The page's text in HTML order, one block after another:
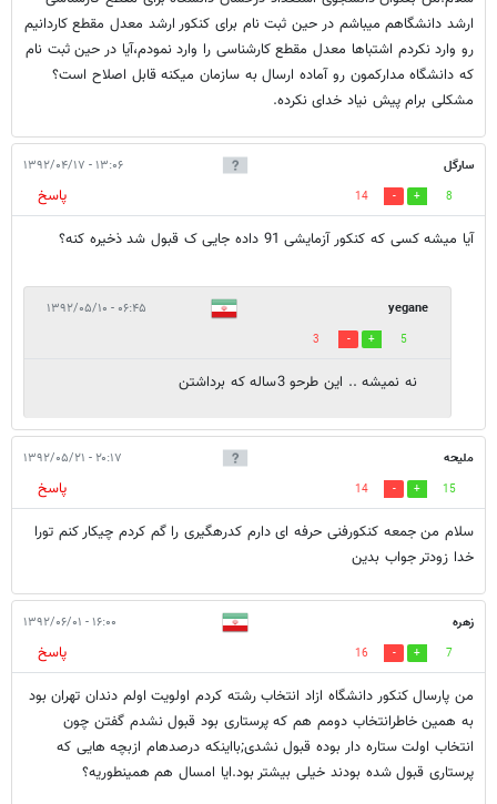
ارشد دانشگاهم میباشم در حین ثبت نام برای کنکور ارشد معدل مقطع کاردانیم
رو وارد نکردم اشتباها معدل مقطع کارشناسی را وارد نمودم،آیا در حین ثبت نام
که دانشگاه مدارکمون رو آماده ارسال به سازمان میکنه قابل اصلاح است؟
مشکلی برام پیش نیاد خدای نکرده.
سارگل ۱۳:۰۶ - ۱۳۹۲/۰۴/۱۷
8
14
پاسخ
آیا میشه کسی که کنکور آزمایشی 91 داده جایی ک قبول شد ذخیره کنه؟
yegane ۰۶:۴۵ - ۱۳۹۲/۰۵/۱۰
5
3
نه نمیشه .. این طرحو 3ساله که برداشتن
ملیحه ۲۰:۱۷ - ۱۳۹۲/۰۵/۲۱
15
14
پاسخ
سلام من جمعه کنکورفنی حرفه ای دارم کدرهگیری را گم کردم چیکار کنم تورا
خدا زودتر جواب بدین
زهره ۱۶:۰۰ - ۱۳۹۲/۰۶/۰۱
7
16
پاسخ
من پارسال کنکور دانشگاه ازاد انتخاب رشته کردم اولویت اولم دندان تهران بود
به همین خاطرانتخاب دومم هم که پرستاری بود قبول نشدم گفتن چون
انتخاب اولت ستاره دار بوده قبول نشدی;بااینکه درصدهام ازبچه هایی که
پرستاری قبول شده بودند خیلی بیشتر بود.ایا امسال هم همینطوریه؟